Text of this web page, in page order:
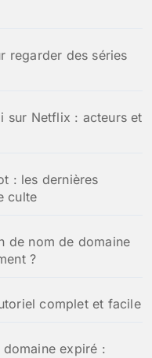
regarder des séries
sur Netflix : acteurs et
: les dernières
culte
de nom de domaine
?
complet et facile
expiré :